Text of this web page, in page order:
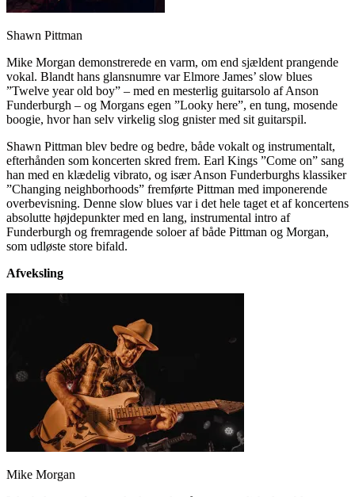
Shawn Pittman
Mike Morgan demonstrerede en varm, om end sjældent prangende
vokal. Blandt hans glansnumre var Elmore James’ slow blues
”Twelve year old boy” – med en mesterlig guitarsolo af Anson
Funderburgh – og Morgans egen ”Looky here”, en tung, mosende
boogie, hvor han selv virkelig slog gnister med sit guitarspil.
Shawn Pittman blev bedre og bedre, både vokalt og instrumentalt,
efterhånden som koncerten skred frem. Earl Kings ”Come on” sang
han med en klædelig vibrato, og især Anson Funderburghs klassiker
”Changing neighborhoods” fremførte Pittman med imponerende
overbevisning. Denne slow blues var i det hele taget et af koncertens
absolutte højdepunkter med en lang, instrumental intro af
Funderburgh og fremragende soloer af både Pittman og Morgan,
som udløste store bifald.
Afveksling
Mike Morgan